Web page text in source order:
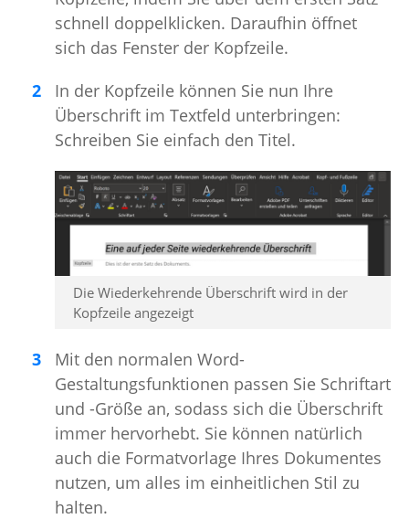
schnell doppelklicken. Daraufhin öffnet
sich das Fenster der Kopfzeile.
In der Kopfzeile können Sie nun Ihre
Überschrift im Textfeld unterbringen:
Schreiben Sie einfach den Titel.
Die Wiederkehrende Überschrift wird in der
Kopfzeile angezeigt
Mit den normalen Word-
Gestaltungsfunktionen passen Sie Schriftart
und -Größe an, sodass sich die Überschrift
immer hervorhebt. Sie können natürlich
auch die Formatvorlage Ihres Dokumentes
nutzen, um alles im einheitlichen Stil zu
halten.